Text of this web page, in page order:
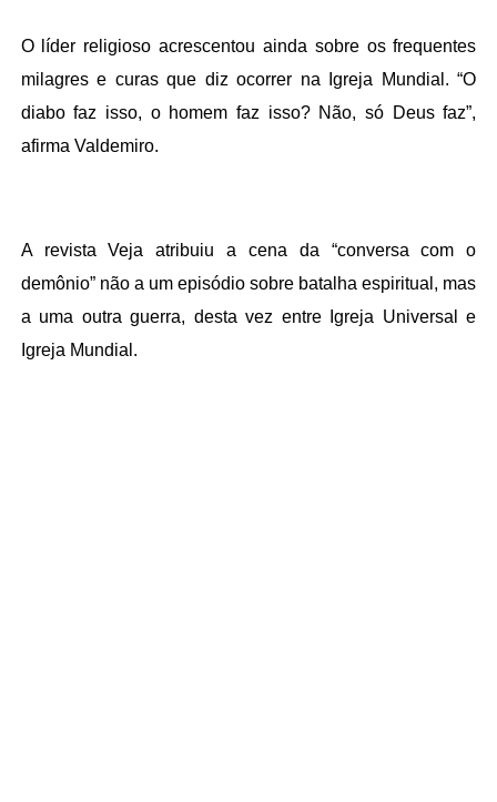
O líder religioso acrescentou ainda sobre os frequentes
milagres e curas que diz ocorrer na Igreja Mundial. “O
diabo faz isso, o homem faz isso? Não, só Deus faz”,
afirma Valdemiro.
A revista Veja atribuiu a cena da “conversa com o
demônio” não a um episódio sobre batalha espiritual, mas
a uma outra guerra, desta vez entre Igreja Universal e
Igreja Mundial.